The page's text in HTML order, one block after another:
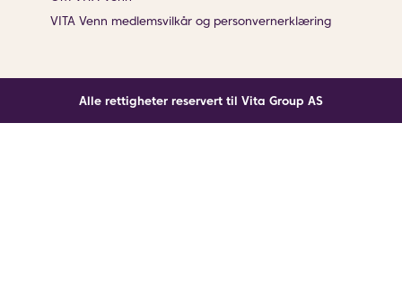
VITA Venn medlemsvilkår og personvernerklæring
Alle rettigheter reservert til Vita Group AS